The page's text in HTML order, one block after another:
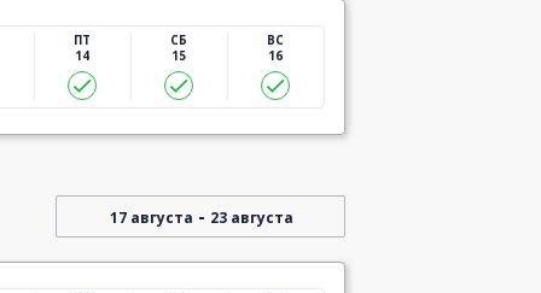
ПТ
14
СБ
15
ВС
16
17 августа - 23 августа